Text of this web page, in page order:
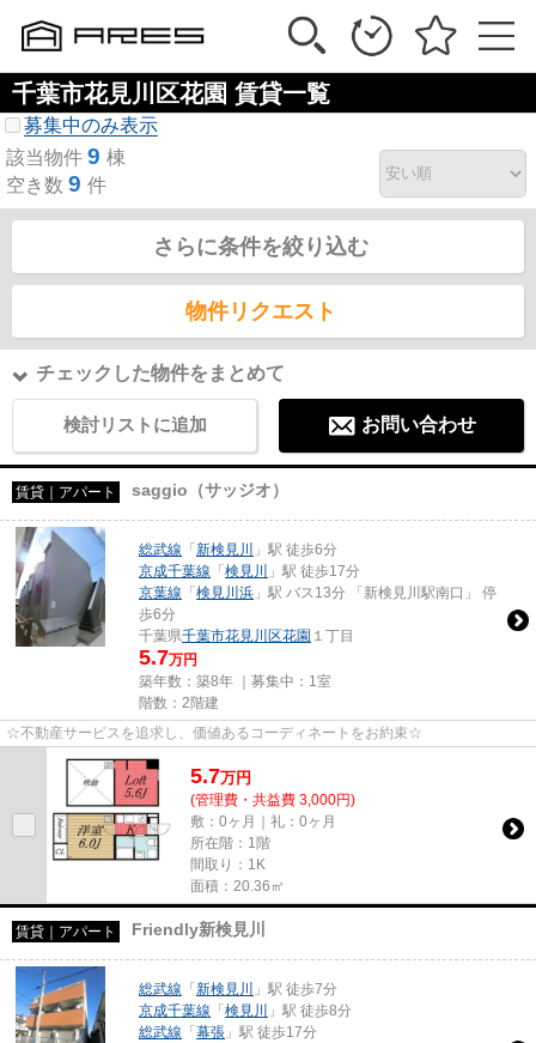
千葉市花見川区花園 賃貸一覧
募集中のみ表示
該当物件 9 棟
空き数 9 件
さらに条件を絞り込む
物件リクエスト
チェックした物件をまとめて
検討リストに追加 お問い合わせ
賃貸｜アパート saggio（サッジオ）
総武線 「新検見川
」駅 徒歩6分
京成千葉線 「検見川
」駅 徒歩17分
京葉線 「検見川浜 」駅 バス13分 「新検見川駅南口」 停
歩6分
千葉県千葉市花見川区花園 １丁目
5.7万円
築年数：築8年 ｜募集中： 1室
階数：2階建
☆不動産サービスを追求し、価値あるコーディネートをお約束☆
5.7万円
(管理費・共益費 3,000円)
敷：0ヶ月｜礼：0ヶ月
所在階：1階
間取り：1K
面積：20.36㎡
賃貸｜アパート Friendly新検見川
総武線 「新検見川
」駅 徒歩7分
京成千葉線 「検見川
」駅 徒歩8分
総武線 「幕張 」駅 徒歩17分